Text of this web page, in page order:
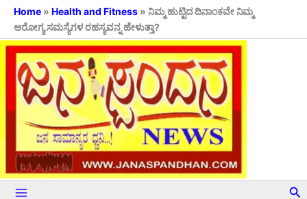
Skip
content
Home » Health and Fitness » ನಿಮ್ಮ ಹುಟ್ಟಿದ ದಿನಾಂಕವೇ ನಿಮ್ಮ
ಆರೋಗ್ಯ ಸಮಸ್ಯೆಗಳ ರಹಸ್ಯವನ್ನ ಹೇಳುತ್ತಾ?